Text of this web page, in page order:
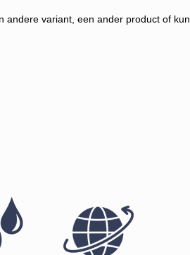
variant, een ander product of